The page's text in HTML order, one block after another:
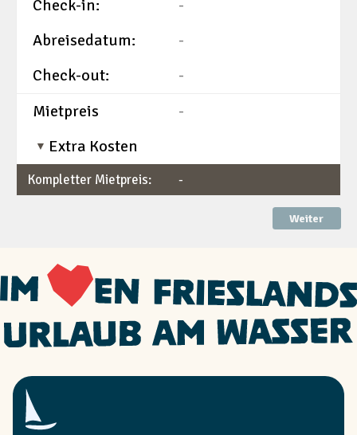
Check-in:
-
Abreisedatum:
-
Check-out:
-
Mietpreis
-
Extra Kosten
Kompletter Mietpreis: -
Weiter